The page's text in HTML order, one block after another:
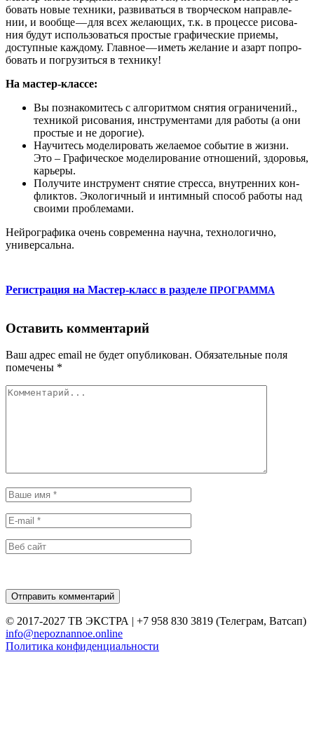
бо­вать новые тех­ни­ки, раз­ви­вать­ся в твор­че­ском направ­ле­
нии, и вооб­ще — для всех жела­ю­щих, т.к. в про­цес­се рисо­ва­
ния будут исполь­зо­вать­ся про­стые гра­фи­че­ские при­е­мы,
доступ­ные каж­до­му. Глав­ное — иметь жела­ние и азарт попро­
бо­вать и погру­зить­ся в технику!
На мастер-клас­се:
Вы позна­ко­ми­тесь с алго­рит­мом сня­тия огра­ни­че­ний.,
тех­ни­кой рисо­ва­ния, инстру­мен­та­ми для рабо­ты (а они
про­стые и не дорогие).
Научи­тесь моде­ли­ро­вать жела­е­мое собы­тие в жиз­ни.
Это – Гра­фи­че­ское моде­ли­ро­ва­ние отно­ше­ний, здо­ро­вья,
карьеры.
Полу­чи­те инстру­мент сня­тие стрес­са, внут­рен­них кон­
флик­тов. Эко­ло­гич­ный и интим­ный спо­соб рабо­ты над
сво­и­ми проблемами.
Ней­ро­гра­фи­ка очень совре­мен­на науч­на, тех­но­ло­гич­но,
универсальна.
Реги­стра­ция на Мастер-класс в раз­де­ле ПРОГРАММА
Оставить комментарий
Ваш адрес email не будет опубликован. Обязательные поля
помечены *
© 2017-2027 ТВ ЭКСТРА | +7 958 830 3819 (Телеграм, Ватсап)
info@nepoznannoe.online
Политика конфиденциальности